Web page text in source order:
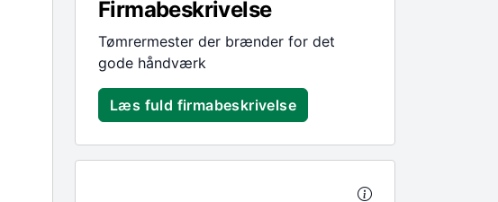
Firmabeskrivelse
Tømrermester der brænder for det
gode håndværk
Læs fuld firmabeskrivelse